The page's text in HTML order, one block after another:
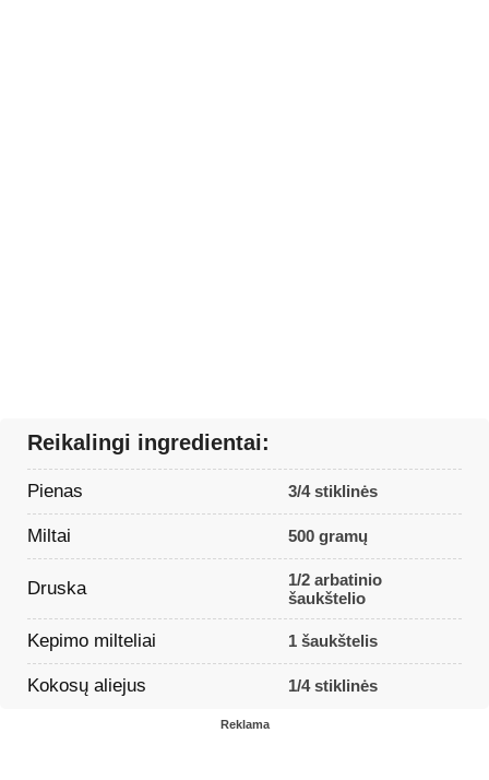
Reikalingi ingredientai:
Pienas 3/4 stiklinės
Miltai 500 gramų
Druska
1/2 arbatinio
šaukštelio
Kepimo milteliai 1 šaukštelis
Kokosų aliejus 1/4 stiklinės
Reklama